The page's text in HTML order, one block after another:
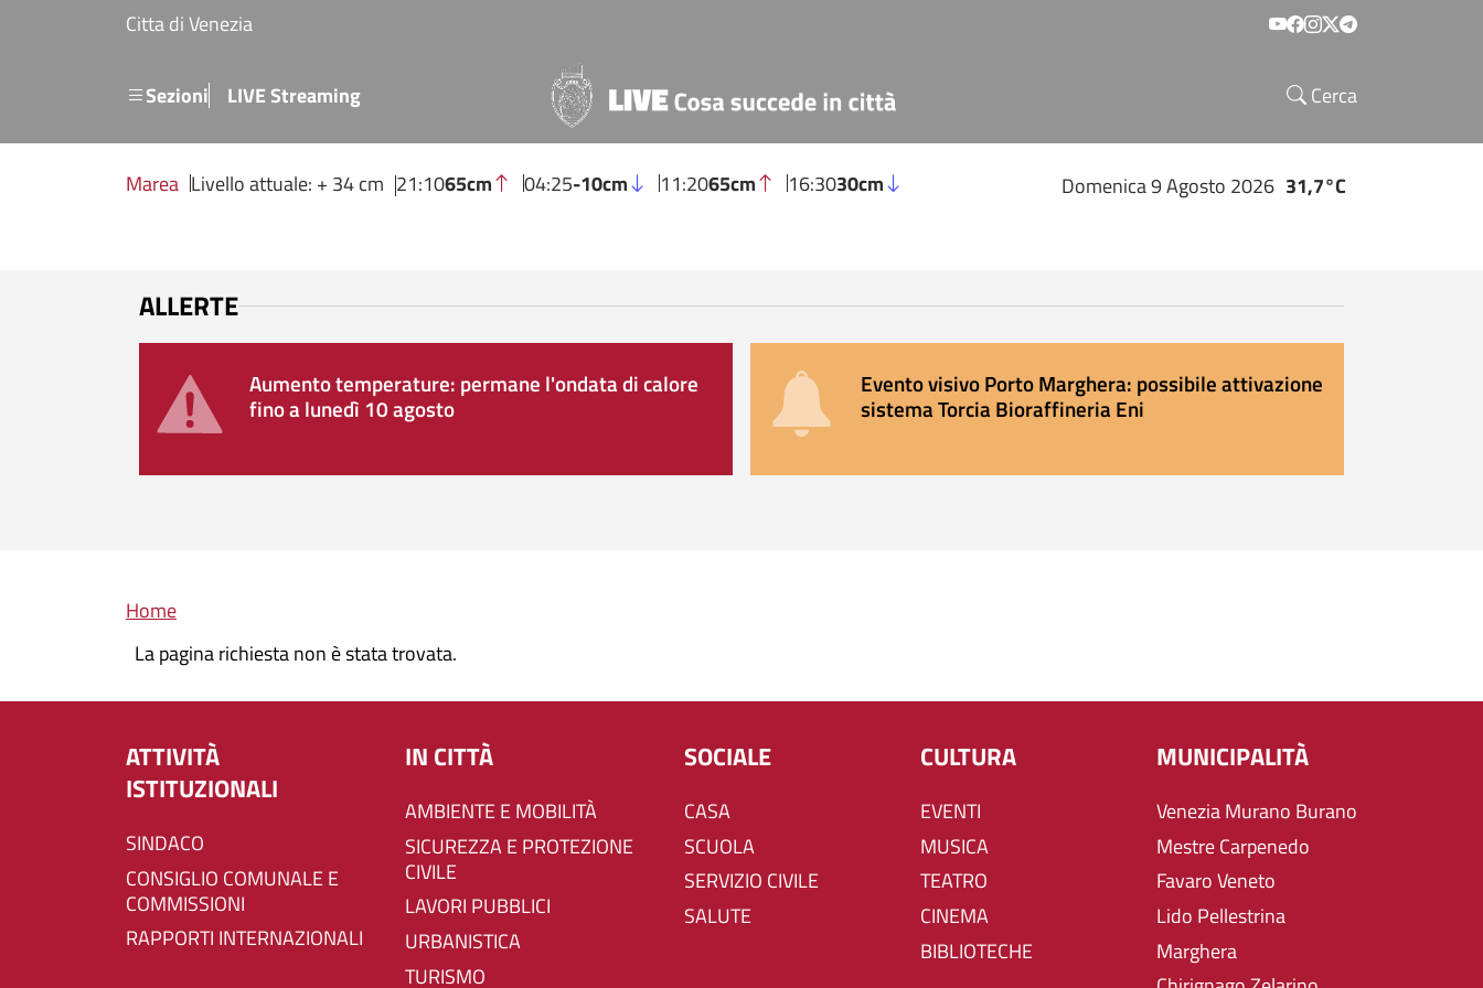
Salta al contenuto principale
Citta di Venezia Social menu
SezioniMenu secondario
LIVE Streaming Cerca
Marea Livello attuale: + 34 cm 21:1065cm 04:25-10cm 11:2065cm 16:3030cm Domenica 9 Agosto 2026 31,7°C
ALLERTE
Aumento temperature: permane l'ondata di calore
fino a lunedì 10 agosto
Evento visivo Porto Marghera: possibile attivazione
sistema Torcia Bioraffineria Eni
Briciole di pane
Home
La pagina richiesta non è stata trovata.
ATTIVITÀ
ISTITUZIONALI
SINDACO
CONSIGLIO COMUNALE E
COMMISSIONI
RAPPORTI INTERNAZIONALI
IN CITTÀ
AMBIENTE E MOBILITÀ
SICUREZZA E PROTEZIONE
CIVILE
LAVORI PUBBLICI
URBANISTICA
TURISMO
SOCIALE
CASA
SCUOLA
SERVIZIO CIVILE
SALUTE
CULTURA
EVENTI
MUSICA
TEATRO
CINEMA
BIBLIOTECHE
MUNICIPALITÀ
Venezia Murano Burano
Mestre Carpenedo
Favaro Veneto
Lido Pellestrina
Marghera